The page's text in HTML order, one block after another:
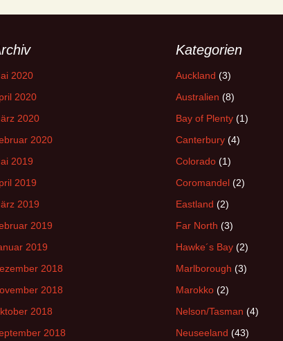
2020
2020
2020
2020
2019
2019
2019
2019
2019
2018
2018
2018
2018
Kategorien
Auckland (3)
Australien (8)
Bay of Plenty (1)
Canterbury (4)
Colorado (1)
Coromandel (2)
Eastland (2)
Far North (3)
Hawke´s Bay (2)
Marlborough (3)
Marokko (2)
Nelson/Tasman (4)
Neuseeland (43)